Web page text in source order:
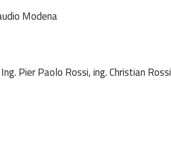
Modena
Ing. Pier Paolo Rossi, ing.Christian Rossi